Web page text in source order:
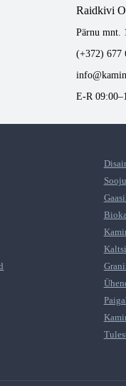
Raidkivi
Pärnu mnt.
(+372) 677
E-R